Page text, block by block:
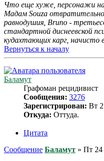
Что еще хуже, персонажи
Мадам Souza
равнодушия, Bruno -
стандартной диснеевской
кудахтающих карг, начисто
Вернуться к началу
Баламут
Графоман рецидивист
Сообщения: 3276
Зарегистрирован: Вт
Откуда: Оттуда.
Цитата
Сообщение Баламут » Пт 24